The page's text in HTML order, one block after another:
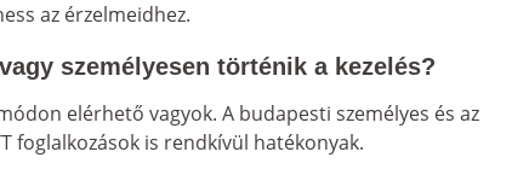
az érzelmeidhez.
személyesen történik a kezelés?
elérhető vagyok. A budapesti személyes és az
foglalkozások is rendkívül hatékonyak.